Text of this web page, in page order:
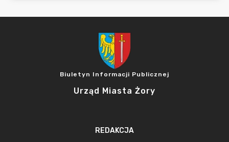
Biuletyn Informacji Publicznej
Urząd Miasta Żory
REDAKCJA